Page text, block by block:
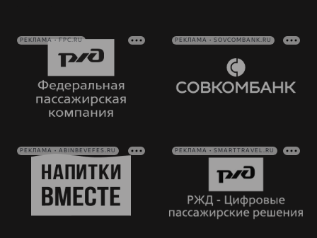
РЕКЛАМА • FPC.RU РЕКЛАМА • SOVCOMBANK.RU
РЕКЛАМА • ABINBEVEFES.RU РЕКЛАМА • SMARTTRAVEL.RU